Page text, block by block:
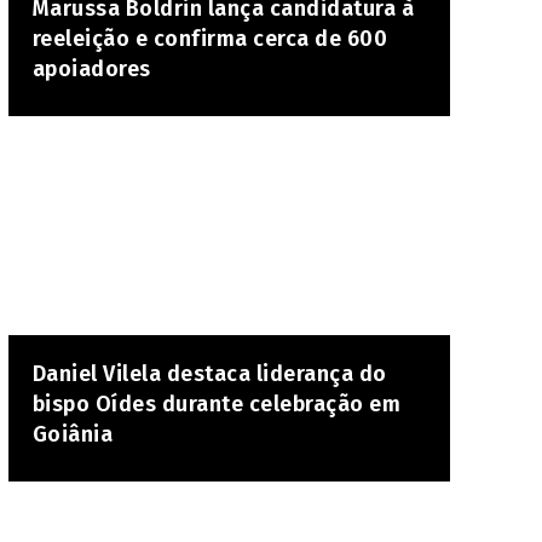
Marussa Boldrin lança candidatura à
reeleição e confirma cerca de 600
apoiadores
Daniel Vilela destaca liderança do
bispo Oídes durante celebração em
Goiânia